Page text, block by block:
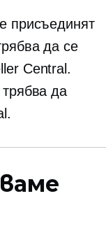
присъединят
да се
Central.
трябва да